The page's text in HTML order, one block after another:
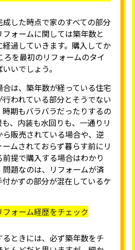
した時点で家のすべての部分
ォームに関しては築年数と
過していきます。購入してか
ろを最初のリフォームのタイ
いでしょう。
は、築年数が経っている住宅
われている部分とそうでない
期もバラバラだったりするの
、内装も水回りも、一通りリ
ら販売されている場合や、逆
ムされておらず暮らす前にリ
提で購入する場合はわかり
題なのは、リフォームが済
かずの部分が混在しているケ
ォーム経歴をチェック
ときには、必ず築年数をチ